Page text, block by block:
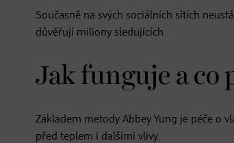
Současně na svých sociálních sítích
důvěřují miliony sledujících.
Jak funguje a co
Základem metody Abbey Yung je péče o
před teplem i dalšími vlivy.